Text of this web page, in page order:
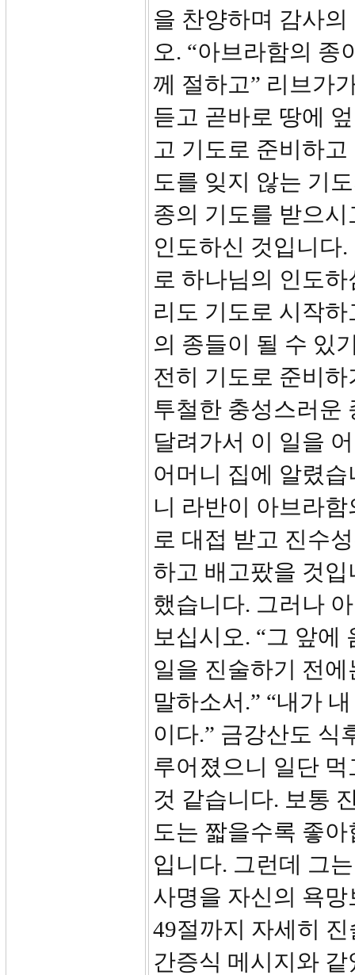
을 찬양하며 감사
오. “아브라함의 종
께 절하고” 리브가
듣고 곧바로 땅에
고 기도로 준비하
도를 잊지 않는 기
종의 기도를 받으
인도하신 것입니다
로 하나님의 인도
리도 기도로 시작
의 종들이 될 수 있
전히 기도로 준비
투철한 충성스러운
달려가서 이 일을
어머니 집에 알렸
니 라반이 아브라
로 대접 받고 진수
하고 배고팠을 것
했습니다. 그러나
보십시오. “그 앞에
일을 진술하기 전
말하소서.” “내가
이다.” 금강산도 식
루어졌으니 일단
것 같습니다. 보통
도는 짧을수록 좋
입니다. 그런데 그
사명을 자신의 욕
49절까지 자세히
간증식 메시지와